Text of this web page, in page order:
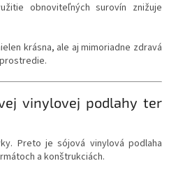
obnoviteľných surovín znižuje
krásna, ale aj mimoriadne zdravá
vinylovej podlahy ter
Preto je sójová vinylová podlaha
a konštrukciách.